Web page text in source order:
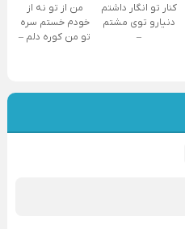
کنار تو انگار داشتم
دنیارو توی مشتم
–
من از تو نه از
خودم خستم سره
تو من کوره دلم –